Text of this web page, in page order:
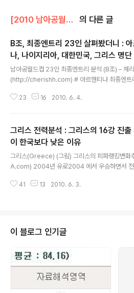
[2010 남아공월드컵 View On]/참가국 전력분석 리포트 의 다른 글
B조, 최종엔트리 23인 살펴봤더니 : 아
나, 나이지리아, 대한민국, 그리스 명단
남아공월드컵 23인 최종엔트리 분석 (B조) – 체
(http://cherishh.com) # 아르헨티나 최종엔
Mariano Andujar (Catania), Diego Pozo
Gabriel Heinze (Marseille), Nicolas
elez Sarsfield), Clemente Rodriguez
s), Ariel Garce (Colon) MF: Javier
23 16 2010. 6. 4.
그리스 전력분석 : 그리스의 16강 진출
이 한국보다 낮은 이유
그리스(Greece) (그림) 그리스의 피파랭킹변화
A.com) 2004년 유로2004 에서 우승하면서 전
인해 2006년 독일월드컵 본선 진출에 실패했으
지해왔고, 2010년 5월 현재 13위에 올라 있습니
랭킹의 맹점은 A매치의 경기가 많을수록 피파가
높은 나라가 더 강하다고 볼 수 없는 것입니다. (나
급 한 번 하죠 ^^) 오토 레하겔 감독은 ‘수비 후 역습
41 13 2010. 6. 3.
이 블로그 인기글